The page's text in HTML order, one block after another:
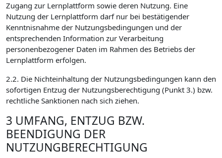
Zugang zur Lernplattform sowie deren Nutzung. Eine
Nutzung der Lernplattform darf nur bei bestätigender
Kenntnisnahme der Nutzungsbedingungen und der
entsprechenden Information zur Verarbeitung
personenbezogener Daten im Rahmen des Betriebs der
Lernplattform erfolgen.
2.2. Die Nichteinhaltung der Nutzungsbedingungen kann den
sofortigen Entzug der Nutzungsberechtigung (Punkt 3.) bzw.
rechtliche Sanktionen nach sich ziehen.
3 UMFANG, ENTZUG BZW.
BEENDIGUNG DER
NUTZUNGBERECHTIGUNG